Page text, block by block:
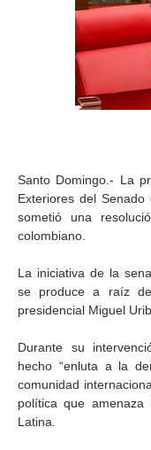
Santo Domingo.- La
Exteriores del
sometió una
colombiano.
La iniciativa de la
se produce a raíz
presidencial Miguel
Durante su
hecho “enluta a la
comunidad
política que amenaza
Latina.